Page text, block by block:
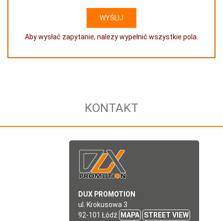
Aby wysłać zapytanie, należy wypełnić wszystkie pola.
KONTAKT
DUX PROMOTION
ul. Krokusowa 3
92-101 Łódź
MAPA STREET VIEW